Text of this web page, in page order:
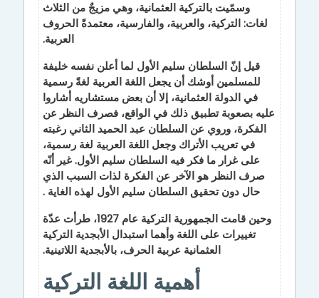
وسمّيت بالتركية العثمانية، وهي مزيجٌ من الثلاث
لغات: التركية، والعربية، والفارسية، معتمدةً الحروف
العربية.
قيل إنّ السلطان سليم الأول لما أعلن نفسه خليفة
للمسلمين أوشك أن يجعل اللغة العربية لغةً رسمية
في الدولة العثمانية، إلا أن بعض مستشاريه أشاروا
عليه بصعوبة تطبيق ذلك في الواقع، فصرف النظر عن
الفكرة، وروي عن السلطان عبد الحميد الثاني رغبته
في تعريب الأتراك وجعل اللغة العربية لغة رسمية،
على غرار ما فكر فيه السلطان سليم الأول. غير أنّه
صرف النظر هو الآخر عن الفكرة لذات السبب الذي
حال دون تحقيق السلطان سليم الأول لهذه الغاية .
وحين قامت الجمهورية التركية عام 1927، طرأت عدّة
تغييرات على اللغة وأهما استبدال الأبجدية التركية
العثمانية عربية الحرف، بالأبجدية اللاتينية.
أهمية اللغة التركية